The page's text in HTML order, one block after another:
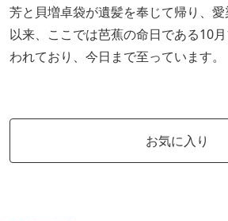
芳と貝増卓袋が遺髪を奉じて帰り、愛
以来、ここでは芭蕉の命日である10
われており、今日まで至っています。
お気に入り